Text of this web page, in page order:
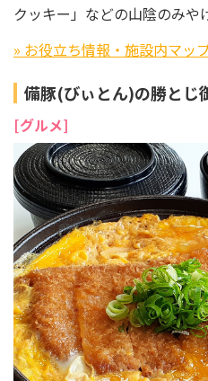
クッキー」などの山陰のみや
» お役立ち情報・施設内マッ
備豚(びぃとん)の勝とじ
[グルメ]